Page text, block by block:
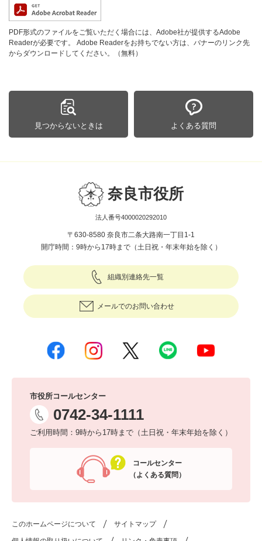
PDF形式のファイルをご覧いただく場合には、Adobe社が提供するAdobe
Readerが必要です。
Adobe Readerをお持ちでない方は、バナーのリンク先
からダウンロードしてください。（無料）
見つからないときは よくある質問
奈良市役所
法人番号4000020292010
〒630-8580 奈良市二条大路南一丁目1-1
開庁時間：9時から17時まで（土日祝・年末年始を除く）
組織別連絡先一覧
メールでのお問い合わせ
市役所コールセンター
0742-34-1111
ご利用時間：9時から17時まで（土日祝・年末年始を除く）
コールセンター
（よくある質問）
このホームページについて サイトマップ